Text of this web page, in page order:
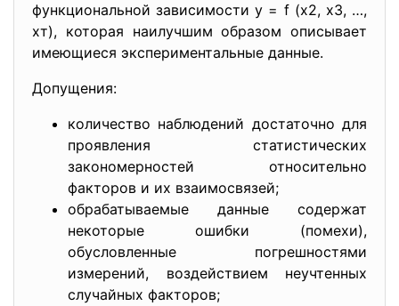
функциональной зависимости y = f (x2, x3, …,
xт), которая наилучшим образом описывает
имеющиеся экспериментальные данные.
Допущения:
количество наблюдений достаточно для
проявления статистических
закономерностей относительно
факторов и их взаимосвязей;
обрабатываемые данные содержат
некоторые ошибки (помехи),
обусловленные погрешностями
измерений, воздействием неучтенных
случайных факторов;